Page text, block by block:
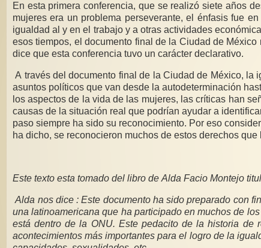
En esta primera conferencia, que se realizó siete años después de que la Conferencia Mundial de Teherán sobre Derechos Humanos había afirmado que
mujeres era un problema perseverante, el énfasis fue en la igualdad. Se reconoció la igualdad de derechos y responsabilidades dentro de la familia y la sociedad; el derecho a la
igualdad al y en el trabajo y a otras actividades económicas; el derecho a decidir libremente sobre el matrimonio y el derecho a decidir si tener o no hijas/os. Como era característico en
esos tiempos, el documento final de la Ciudad de México no discutía cómo se implementarían los diferentes derechos, o cómo se enfrentarían las violaciones; otra razón por la cual se
dice que esta conferencia tuvo un carácter declarativo.
A través del documento final de la Ciudad de México, la igualdad y, en
asuntos políticos que van desde la autodeterminación hasta la ausencia de conflicto. A pesar de la audacia del Plan de Acción de la Ciudad de México, el cual cubre virtualmente todos
los aspectos de la vida de las mujeres, las críticas han señalado que el documento es una lista de compras sobre los asuntos de interés de las mujeres, sin ninguna explicación de las
causas de la situación real que podrían ayudar a identificar políticas correctivas. Sin embargo, hay que reconocer que en la historia de la evolución de los derechos humanos, un primer
paso siempre ha sido su reconocimiento. Por eso considero que esta conferencia fue indispensable para la evolución de los derechos humanos de las mujeres ya que, en ella, como se
ha dicho,
Este texto esta tomado del libro de Alda Facio Montejo
Alda nos dice : Este documento ha sido preparado con
una latinoamericana que ha participado en muchos de
está dentro de la ONU. Este pedacito de la historia
acontecimientos más importantes para el logro de la